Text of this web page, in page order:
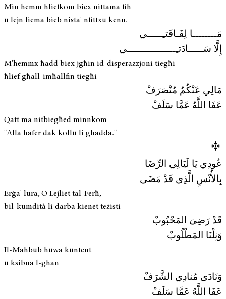
Min hemm ħliefkom biex nittama fih
u lejn liema bieb nista' nfittxu kenn.
مَــــــــا لِفَـاقَتـِـــــي
إِلَّا سَـــــادَتـِــــــــــــــــي
M'hemmx ħadd biex jgħin id-disperazzjoni tiegħi
ħlief għall-imħallfin tiegħi
مَالِي عَنْكُمُ مُنْصَرَفْ
عَفَا اللَّهُ عَمَّا سَلَفْ
Qatt ma nitbiegħed minnkom
"Alla ħafer dak kollu li għadda."
عُودِي يَا لَيَالِي الرِّضَا
بِالأُنْسِ الَّذِى قَدْ مَضَى
Erġa' lura, O Lejliet tal-Ferħ,
bil-kumdità li darba kienet teżisti
قَدْ رَضِىَ المَحْبُوبْ
وَنِلْنَا المَطْلُوبْ
Il-Maħbub huwa kuntent
u ksibna l-għan
وَنَادَى مُنادِي الشَّرَفْ
عَفَا اللَّهُ عَمَّا سَلَفْ